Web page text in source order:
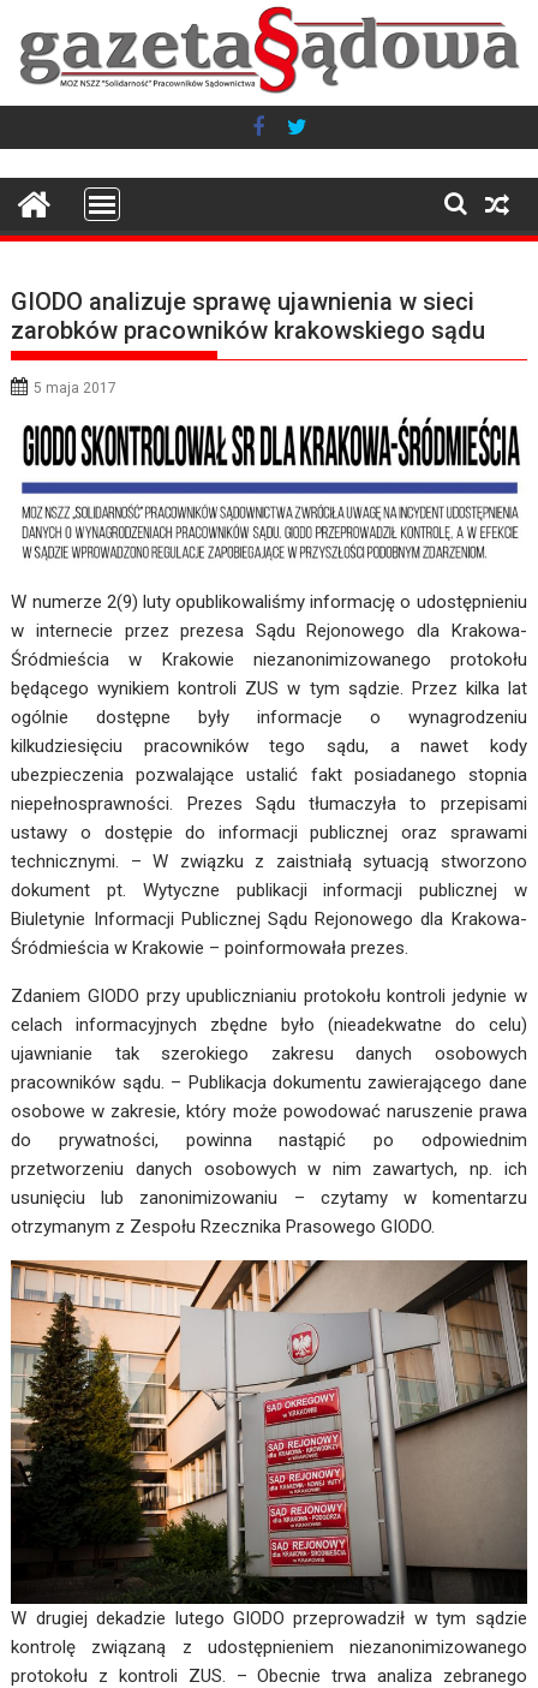
content
GIODO analizuje sprawę ujawnienia w sieci
zarobków pracowników krakowskiego sądu
5 maja 2017
W numerze 2(9) luty opublikowaliśmy informację o udostępnieniu
w internecie przez prezesa Sądu Rejonowego dla Krakowa-
Śródmieścia w Krakowie niezanonimizowanego protokołu
będącego wynikiem kontroli ZUS w tym sądzie. Przez kilka lat
ogólnie dostępne były informacje o wynagrodzeniu
kilkudziesięciu pracowników tego sądu, a nawet kody
ubezpieczenia pozwalające ustalić fakt posiadanego stopnia
niepełnosprawności. Prezes Sądu tłumaczyła to przepisami
ustawy o dostępie do informacji publicznej oraz sprawami
technicznymi. – W związku z zaistniałą sytuacją stworzono
dokument pt. Wytyczne publikacji informacji publicznej w
Biuletynie Informacji Publicznej Sądu Rejonowego dla Krakowa-
Śródmieścia w Krakowie – poinformowała prezes.
Zdaniem GIODO przy upublicznianiu protokołu kontroli jedynie w
celach informacyjnych zbędne było (nieadekwatne do celu)
ujawnianie tak szerokiego zakresu danych osobowych
pracowników sądu. – Publikacja dokumentu zawierającego dane
osobowe w zakresie, który może powodować naruszenie prawa
do prywatności, powinna nastąpić po odpowiednim
przetworzeniu danych osobowych w nim zawartych, np. ich
usunięciu lub zanonimizowaniu – czytamy w komentarzu
otrzymanym z Zespołu Rzecznika Prasowego GIODO.
W drugiej dekadzie lutego GIODO przeprowadził w tym sądzie
kontrolę związaną z udostępnieniem niezanonimizowanego
protokołu z kontroli ZUS. – Obecnie trwa analiza zebranego